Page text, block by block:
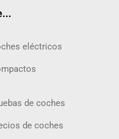
eléctricos
de coches
de coches